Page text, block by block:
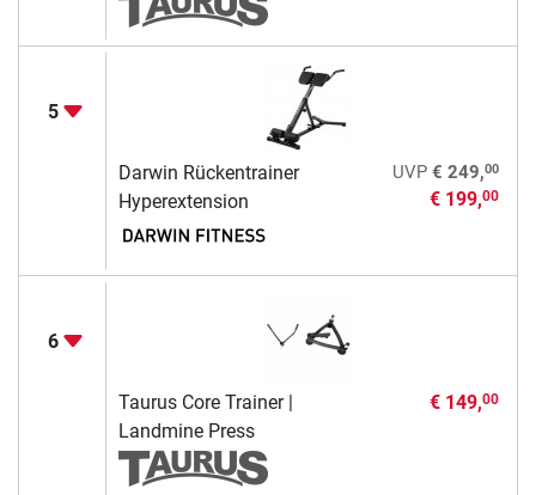
5
Darwin Rückentrainer
Hyperextension
UVP € 249,00
€ 199,00
6
Taurus Core Trainer |
Landmine Press
€ 149,00